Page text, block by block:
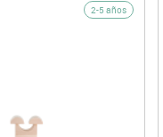
2-5 años